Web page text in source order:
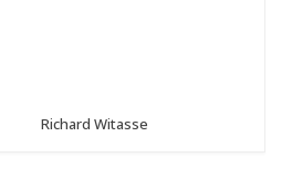
Richard Witasse